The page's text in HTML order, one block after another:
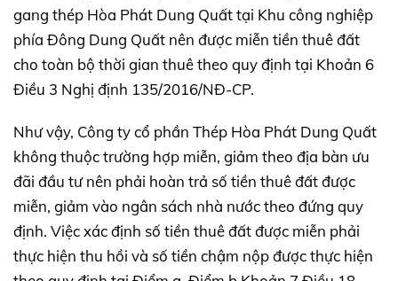
gang thép Hòa Phát Dung Quất tại Khu công nghiệp
phía Đông Dung Quất nên được miễn tiền thuê đất
cho toàn bộ thời gian thuê theo quy định tại Khoản 6
Điều 3 Nghị định 135/2016/NĐ-CP.
Như vậy, Công ty cổ phần Thép Hòa Phát Dung Quất
không thuộc trường hợp miễn, giảm theo địa bàn ưu
đãi đầu tư nên phải hoàn trả số tiền thuê đất được
miễn, giảm vào ngân sách nhà nước theo đứng quy
định. Việc xác định số tiền thuê đất được miễn phải
thực hiện thu hồi và số tiền chậm nộp được thực hiện